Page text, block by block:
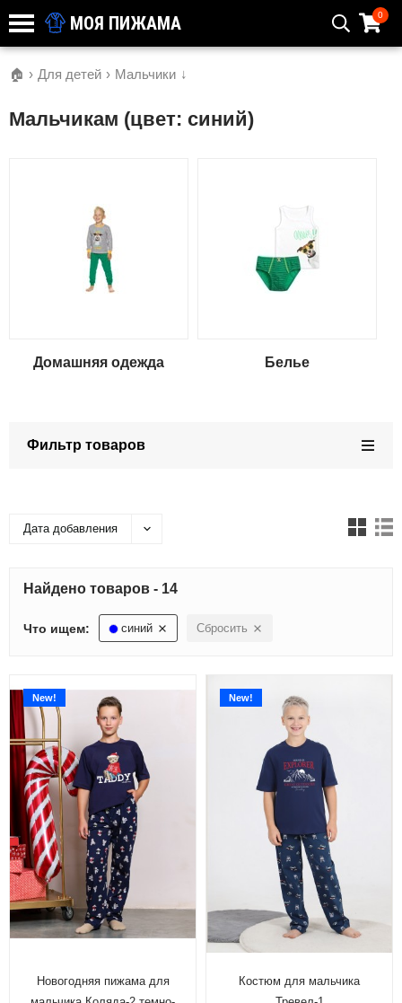
МОЯ ПИЖАМА 0
🏠 › Для детей › Мальчики ↓
Мальчикам (цвет: синий)
Домашняя одежда Белье
Фильтр товаров
Дата добавления
Найдено товаров - 14
Что ищем: синий Сбросить
New!
Новогодняя пижама для
New!
Костюм для мальчика